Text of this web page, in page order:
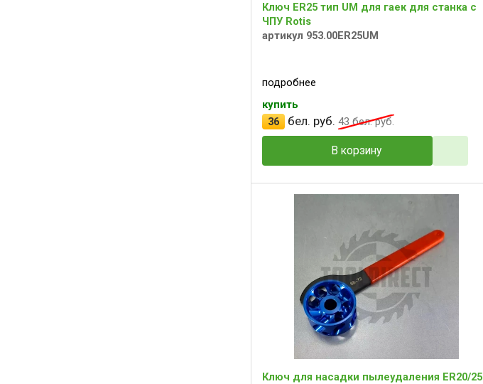
Ключ ER25 тип UM для гаек для станка с
ЧПУ Rotis
артикул 953.00ER25UM
подробнее
купить
36 бел. руб. 43бел. руб.
В корзину
Ключ для насадки пылеудаления ER20/25